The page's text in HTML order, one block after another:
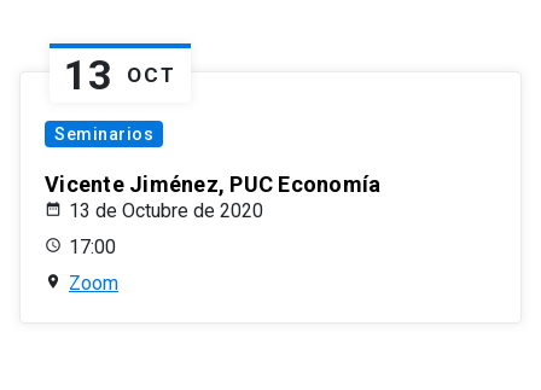
13 OCT
Seminarios
Vicente Jiménez, PUC Economía
13 de Octubre de 2020
17:00
Zoom